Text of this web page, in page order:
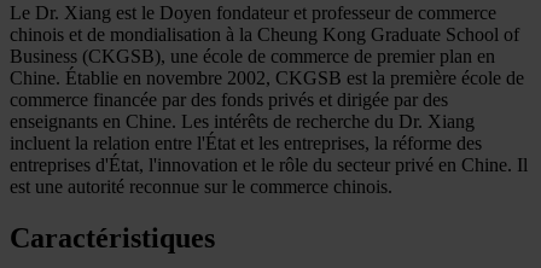
Le Dr. Xiang est le Doyen fondateur et professeur de commerce
chinois et de mondialisation à la Cheung Kong Graduate School of
Business (CKGSB), une école de commerce de premier plan en
Chine. Établie en novembre 2002, CKGSB est la première école de
commerce financée par des fonds privés et dirigée par des
enseignants en Chine. Les intérêts de recherche du Dr. Xiang
incluent la relation entre l'État et les entreprises, la réforme des
entreprises d'État, l'innovation et le rôle du secteur privé en Chine. Il
est une autorité reconnue sur le commerce chinois.
Caractéristiques